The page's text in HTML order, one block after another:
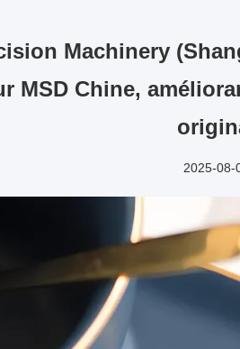
Machinery
MSD Chine,
2025-08-